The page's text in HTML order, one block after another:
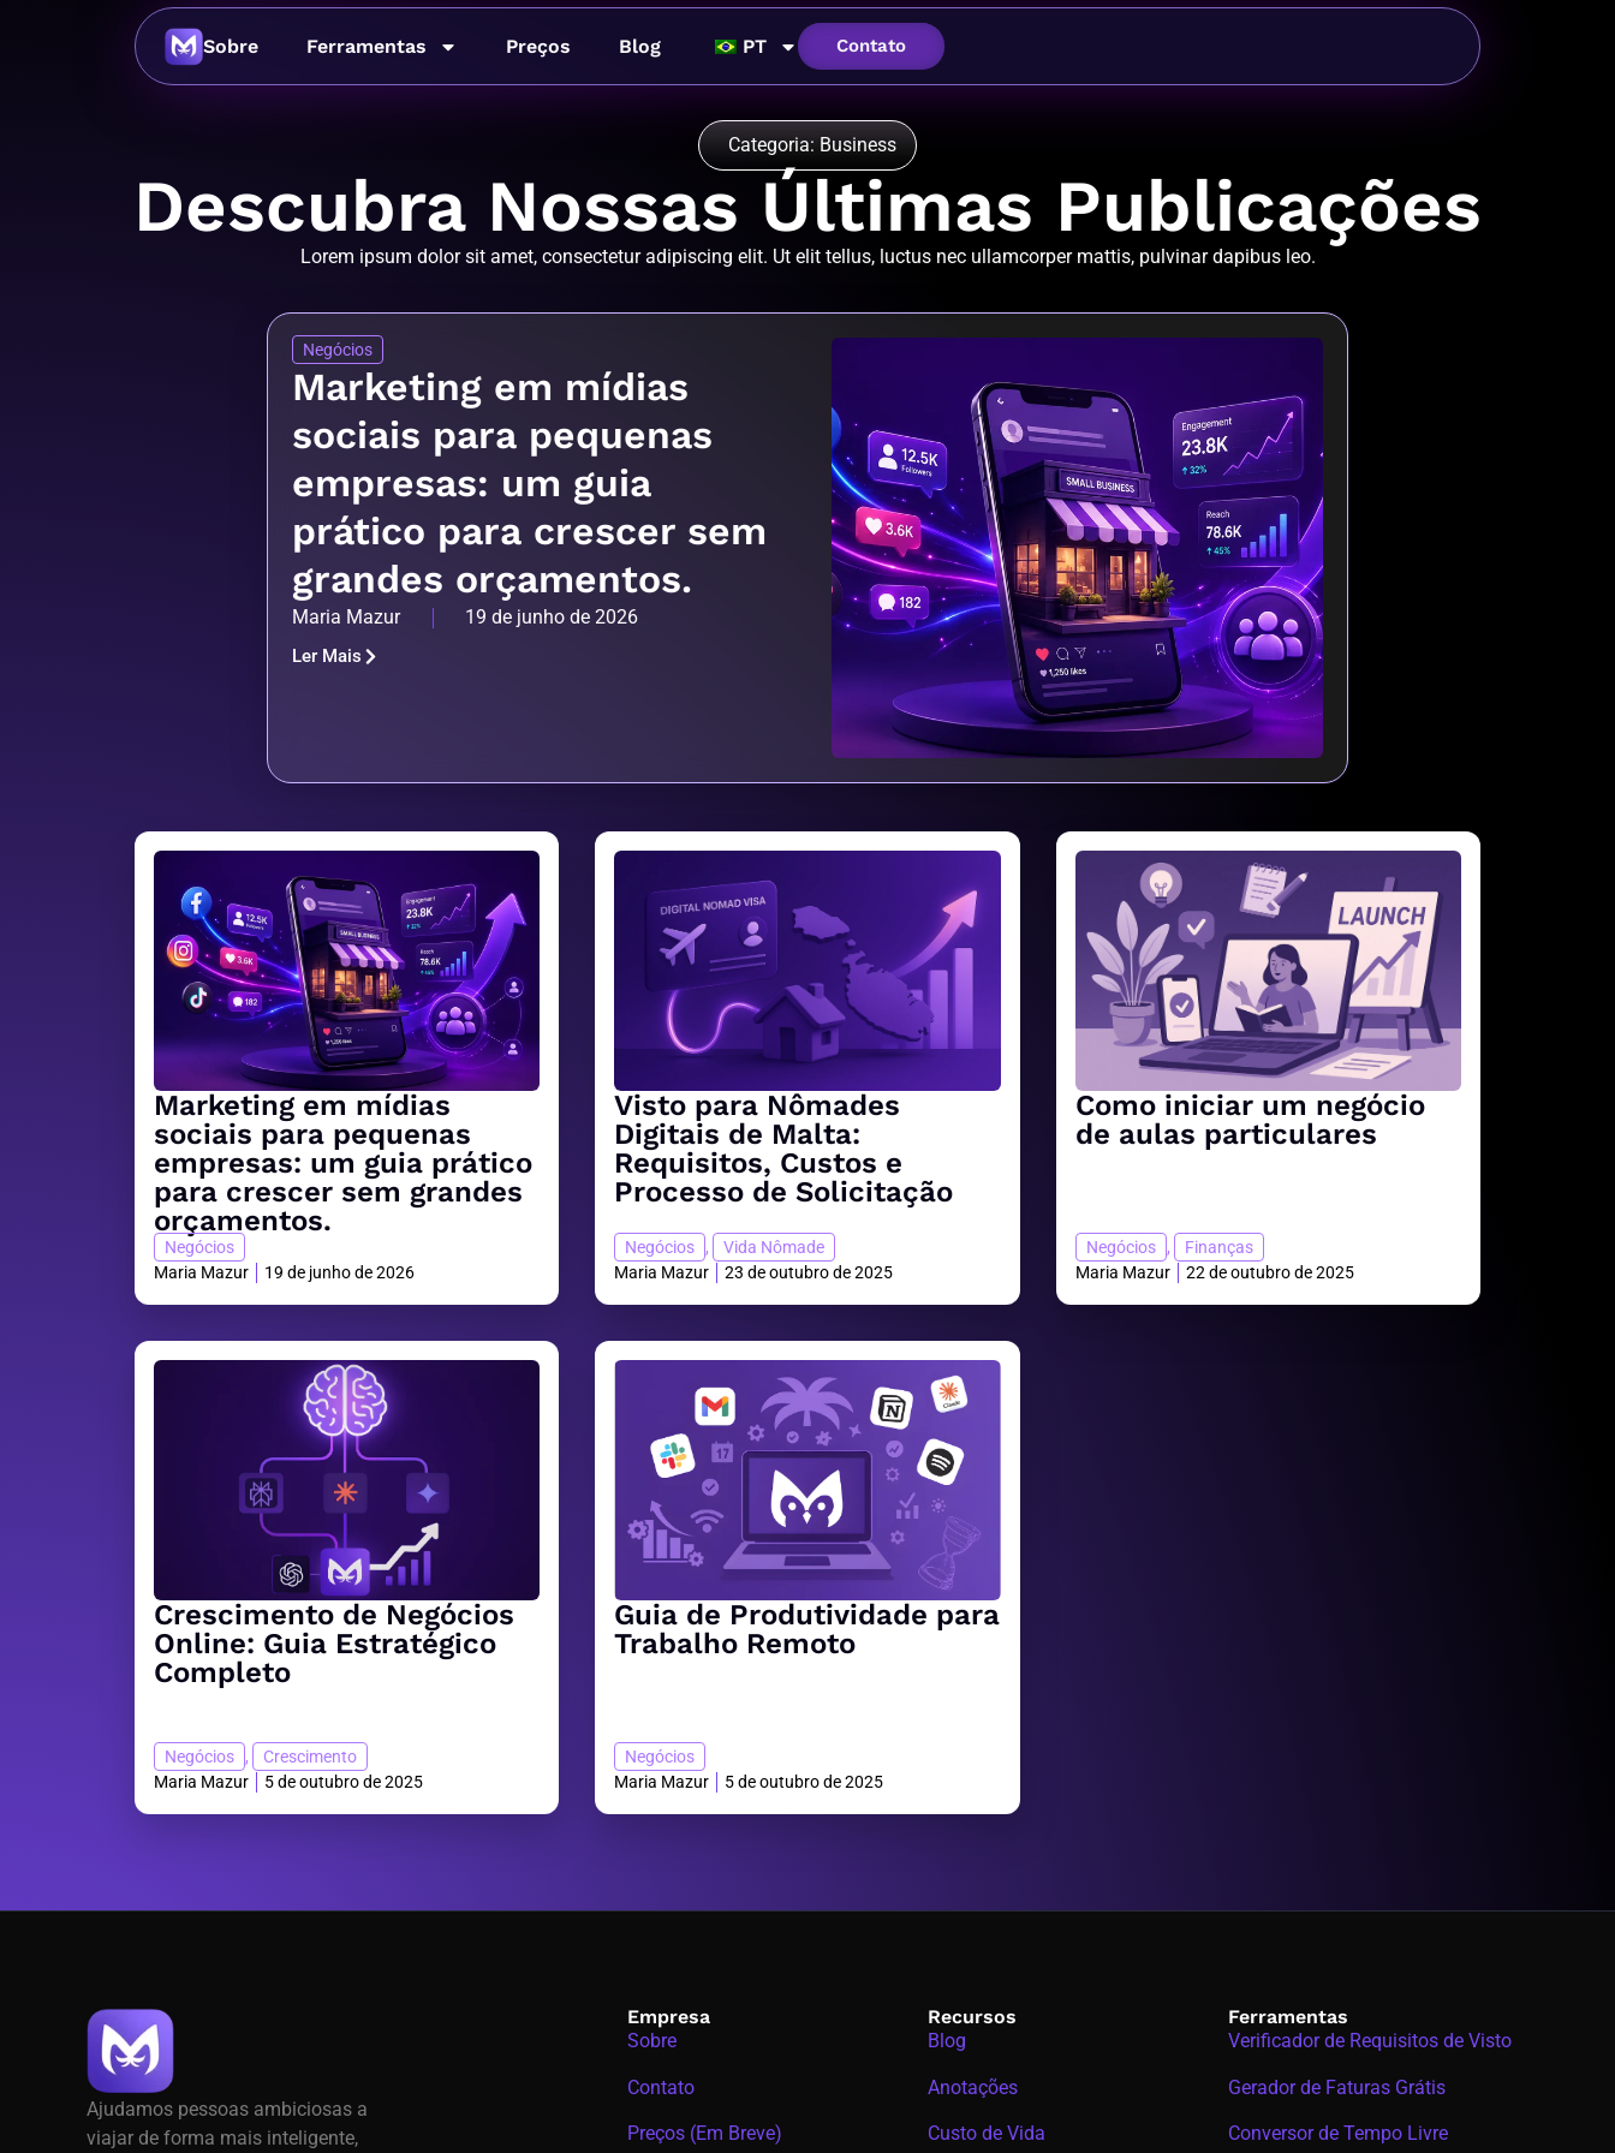
Sobre Ferramentas Preços Blog PT Contato
Categoria: Business
Descubra Nossas Últimas Publicações
Lorem ipsum dolor sit amet, consectetur adipiscing elit. Ut elit tellus, luctus nec ullamcorper mattis, pulvinar dapibus leo.
Negócios
Marketing em mídias
sociais para pequenas
empresas: um guia
prático para crescer sem
grandes orçamentos.
Maria Mazur 19 de junho de 2026
Ler Mais
Marketing em mídias
sociais para pequenas
empresas: um guia prático
para crescer sem grandes
orçamentos.
Negócios
Maria Mazur
19 de junho de 2026
Visto para Nômades
Digitais de Malta:
Requisitos, Custos e
Processo de Solicitação
Negócios ,
Vida Nômade
Maria Mazur
23 de outubro de 2025
Como iniciar um negócio
de aulas particulares
Negócios ,
Finanças
Maria Mazur
22 de outubro de 2025
Crescimento de Negócios
Online: Guia Estratégico
Completo
Negócios ,
Crescimento
Maria Mazur
5 de outubro de 2025
Guia de Produtividade para
Trabalho Remoto
Negócios
Maria Mazur
5 de outubro de 2025
Ajudamos pessoas ambiciosas a
viajar de forma mais inteligente,
Empresa
Sobre
Contato
Preços (Em Breve)
Recursos
Blog
Anotações
Custo de Vida
Ferramentas
Verificador de Requisitos de Visto
Gerador de Faturas Grátis
Conversor de Tempo Livre